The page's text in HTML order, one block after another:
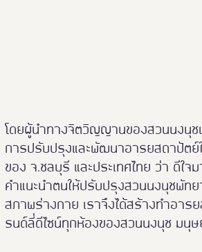
โดยผู้นำทางจิตวิญญานของสวนนงนุ
การปรับปรุงและพัฒนาอารยสถาปัตย์
ของ จ.ชลบุรี และประเทศไทย ว่า ดีใ
คำแนะนำตนให้ปรับปรุงสวนนงนุชพัทย
สภาพร่างกาย เราจึงได้สร้างทำอาร
รนด์ลี่ดีไซน์ทุกห้องของสวนนงนุช มนุษ